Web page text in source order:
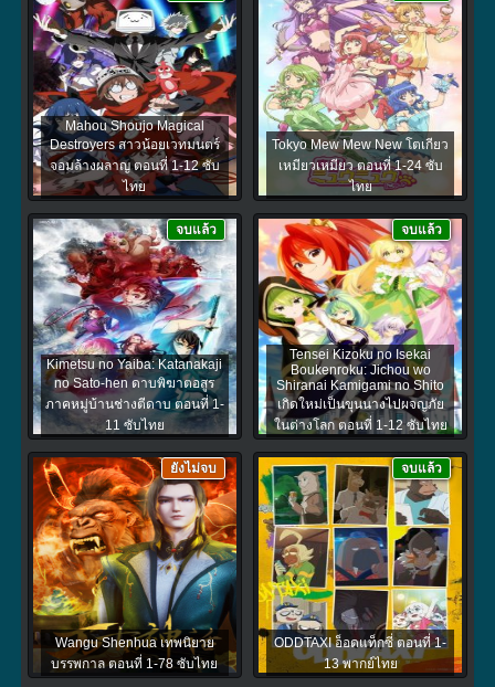
Mahou Shoujo Magical
Destroyers สาวน้อยเวทมนตร์
จอมล้างผลาญ ตอนที่ 1-12 ซับ
ไทย
Tokyo Mew Mew New โตเกียว
เหมียวเหมียว ตอนที่ 1-24 ซับ
ไทย
Kimetsu no Yaiba: Katanakaji
no Sato-hen ดาบพิฆาตอสูร
ภาคหมู่บ้านช่างตีดาบ ตอนที่ 1-
11 ซับไทย
จบแล้ว
Tensei Kizoku no Isekai
Boukenroku: Jichou wo
Shiranai Kamigami no Shito
เกิดใหม่เป็นขุนนางไปผจญภัย
ในต่างโลก ตอนที่ 1-12 ซับไทย
จบแล้ว
Wangu Shenhua เทพนิยาย
บรรพกาล ตอนที่ 1-78 ซับไทย
ยังไม่จบ
ODDTAXI อ็อดแท็กซี่ ตอนที่ 1-
13 พากย์ไทย
จบแล้ว